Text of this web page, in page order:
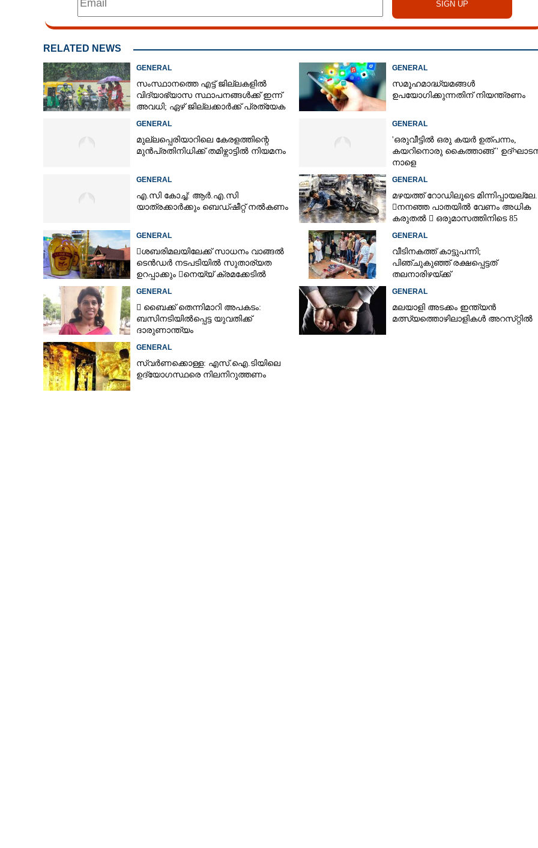
RELATED NEWS
GENERAL
സംസ്ഥാനത്തെ എട്ട് ജില്ലകളിൽ
വിദ്യാഭ്യാസ സ്ഥാപനങ്ങൾക്ക് ഇന്ന്
അവധി; ഏഴ് ജില്ലക്കാർക്ക് പ്രത്യേക
GENERAL
സമൂഹമാദ്ധ്യമങ്ങൾ
ഉപയോഗിക്കുന്നതിന് നിയന്ത്രണം
GENERAL
മുല്ലപ്പെരിയാറിലെ കേരളത്തിന്റെ
മുൻപ്രതിനിധിക്ക് തമിഴ്നാട്ടിൽ നിയമനം
GENERAL
'ഒരുവീട്ടിൽ ഒരു കയർ ഉത്പന്നം,
കയറിനൊരു കൈത്താങ്ങ് '
നാളെ
GENERAL
എ.സി കോച്ച്: ആർ.എ.സി
യാത്രക്കാർക്കും ബെഡ്ഷീറ്റ് നൽകണം
GENERAL
മഴയത്ത് റോഡിലൂടെ
നനഞ്ഞ പാതയിൽ വേണം അധിക
കരുതൽ  ഒരുമാസത്തിനിടെ 85
GENERAL
ശബരിമലയിലേക്ക് സാധനം വാങ്ങൽ
ടെൻ‌ഡർ നടപടിയിൽ സുതാര്യത
ഉറപ്പാക്കും നെയ്യ് ക്രമക്കേടിൽ
GENERAL
വീടിനകത്ത് കാട്ടുപന്നി;
പിഞ്ചുകുഞ്ഞ് രക്ഷപ്പെട്ടത്
തലനാരിഴയ്ക്ക്
GENERAL
 ബൈക്ക് തെന്നിമാറി അപകടം:
ബസിനടിയിൽപ്പെട്ട യുവതിക്ക്
ദാരുണാന്ത്യം
GENERAL
മലയാളി അടക്കം ഇന്ത്യൻ
മത്സ്യത്തൊഴിലാളികൾ അറസ്‌റ്റിൽ
GENERAL
സ്വർണക്കൊള്ള: എസ്.ഐ.ടിയിലെ
ഉദ്യോഗസ്ഥരെ നിലനിറുത്തണം